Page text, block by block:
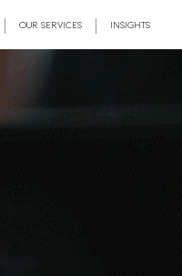
OUR SERVICES INSIGHTS